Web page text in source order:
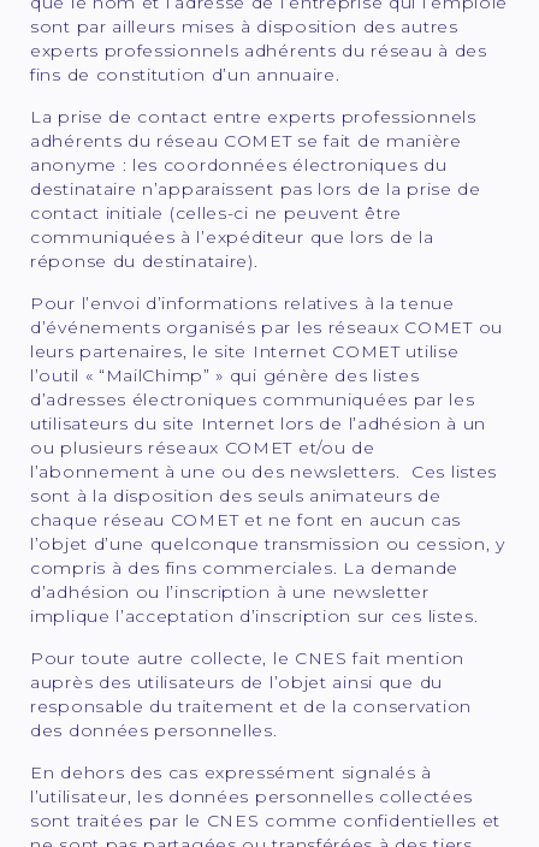
sont par ailleurs mises à disposition des autres
experts professionnels adhérents du réseau à des
fins de constitution d’un annuaire.
La prise de contact entre experts professionnels
adhérents du réseau COMET se fait de manière
anonyme : les coordonnées électroniques du
destinataire n’apparaissent pas lors de la prise de
contact initiale (celles-ci ne peuvent être
communiquées à l’expéditeur que lors de la
réponse du destinataire).
Pour l’envoi d’informations relatives à la tenue
d’événements organisés par les réseaux COMET ou
leurs partenaires, le site Internet COMET utilise
l’outil « “MailChimp” » qui génère des listes
d’adresses électroniques communiquées par les
utilisateurs du site Internet lors de l’adhésion à un
ou plusieurs réseaux COMET et/ou de
l’abonnement à une ou des newsletters. Ces listes
sont à la disposition des seuls animateurs de
chaque réseau COMET et ne font en aucun cas
l’objet d’une quelconque transmission ou cession, y
compris à des fins commerciales. La demande
d’adhésion ou l’inscription à une newsletter
implique l’acceptation d’inscription sur ces listes.
Pour toute autre collecte, le CNES fait mention
auprès des utilisateurs de l’objet ainsi que du
responsable du traitement et de la conservation
des données personnelles.
En dehors des cas expressément signalés à
l’utilisateur, les données personnelles collectées
sont traitées par le CNES comme confidentielles et